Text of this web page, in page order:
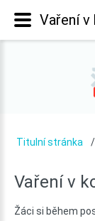
Titulní stránka
Vaření v
Žáci si během